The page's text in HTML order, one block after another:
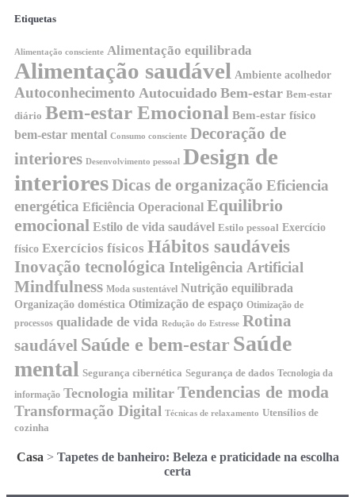
Etiquetas
Alimentação consciente Alimentação equilibrada
Alimentação saudável Ambiente acolhedor
Autoconhecimento Autocuidado Bem-estar Bem-estar
diário Bem-estar Emocional Bem-estar físico
bem-estar mental Consumo consciente Decoração de
interiores Desenvolvimento pessoal
Design de
interioresDicas de organização Eficiencia
energética Eficiência Operacional Equilibrio
emocional Estilo de vida saudável Estilo pessoal Exercício
físico Exercícios físicos Hábitos saudáveis
Inovação tecnológica Inteligência Artificial
Mindfulness Moda sustentável Nutrição equilibrada
Organização doméstica Otimização de espaço Otimização de
processos qualidade de vida Redução do Estresse Rotina
saudável Saúde e bem-estar Saúde
mental Segurança cibernética Segurança de dados Tecnologia da
informação Tecnologia militar Tendencias de moda
Transformação Digital Técnicas de relaxamento Utensílios de
cozinha
Casa> Tapetes de banheiro: Beleza e praticidade na escolha
certa